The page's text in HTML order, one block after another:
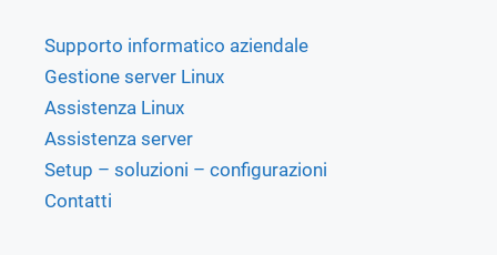
Supporto informatico aziendale
Gestione server Linux
Assistenza Linux
Assistenza server
Setup – soluzioni – configurazioni
Contatti